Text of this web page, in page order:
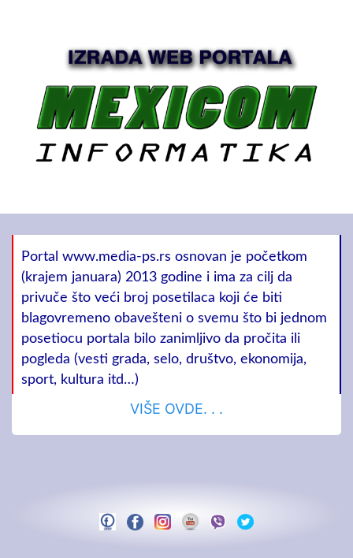
Portal www.media-ps.rs osnovan je početkom
(krajem januara) 2013 godine i ima za cilj da
privuče što veći broj posetilaca koji će biti
blagovremeno obavešteni o svemu što bi jednom
posetiocu portala bilo zanimljivo da pročita ili
pogleda (vesti grada, selo, društvo, ekonomija,
sport, kultura itd…)
VIŠE OVDE. . .